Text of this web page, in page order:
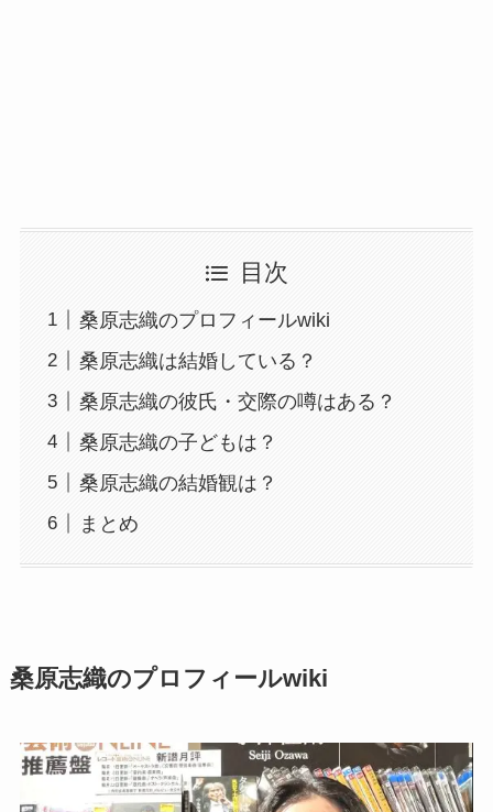
目次
桑原志織のプロフィールwiki
桑原志織は結婚している？
桑原志織の彼氏・交際の噂はある？
桑原志織の子どもは？
桑原志織の結婚観は？
まとめ
桑原志織のプロフィールwiki